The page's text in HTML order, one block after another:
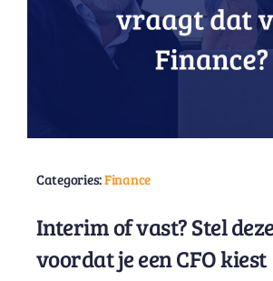
Categories:Finance
Interim of vast? Stel
voordat je een CFO kiest